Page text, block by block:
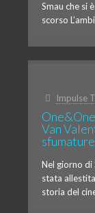
Smau che si
scorso
Impulse
Van
Nel giorno di
stata
storia del